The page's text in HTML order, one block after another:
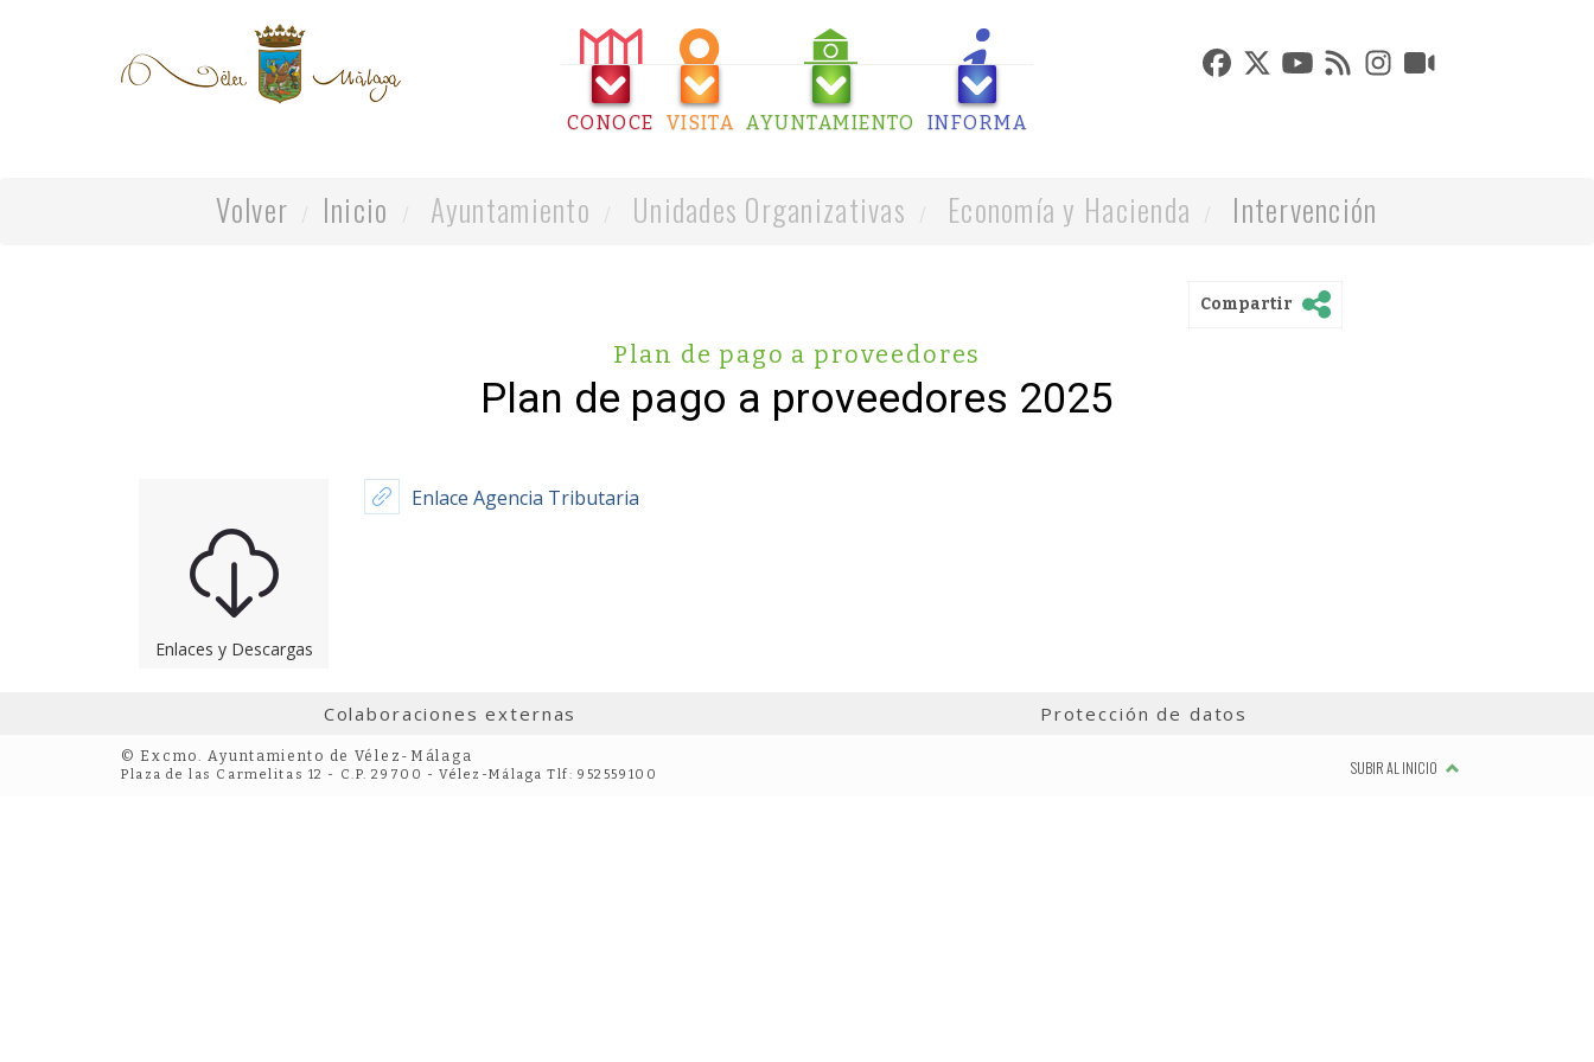
CONOCE VISITA AYUNTAMIENTO INFORMA
Volver Inicio Ayuntamiento Unidades Organizativas Economía y Hacienda Intervención
Compartir
Plan de pago a proveedores
Plan de pago a proveedores 2025
Enlaces y Descargas
Enlace Agencia Tributaria
Colaboraciones externas Protección de datos
© Excmo. Ayuntamiento de Vélez-Málaga
Plaza de las Carmelitas 12 - C.P. 29700 - Vélez-Málaga Tlf: 952559100 SUBIR AL INICIO